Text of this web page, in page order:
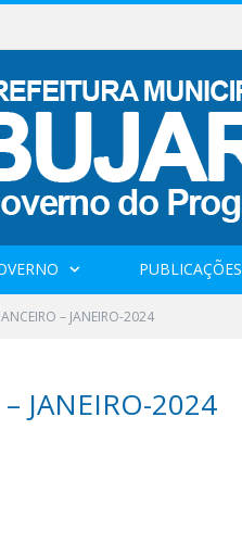
PUBLICAÇÕES
– JANEIRO-2024
JANEIRO-2024